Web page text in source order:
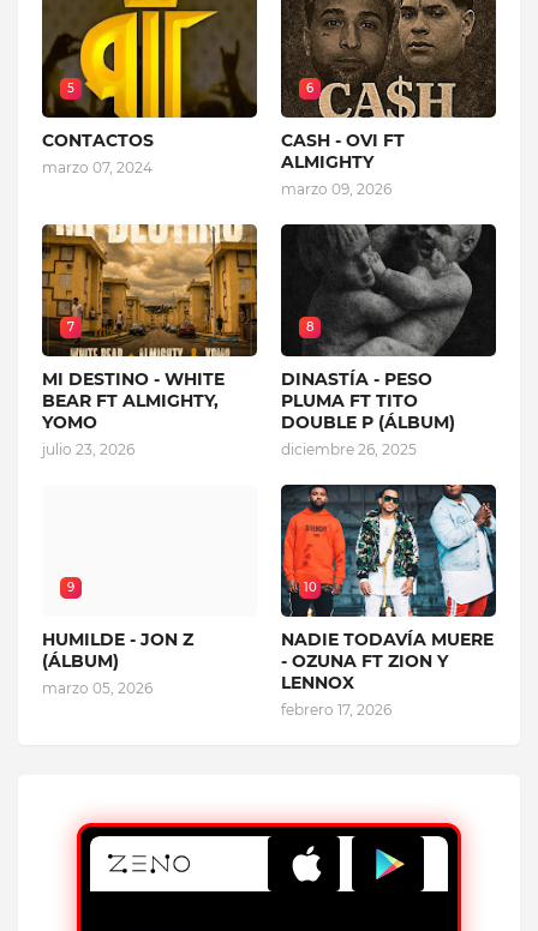
5
CONTACTOS
marzo 07, 2024
6
CASH - OVI FT
ALMIGHTY
marzo 09, 2026
7
MI DESTINO - WHITE
BEAR FT ALMIGHTY,
YOMO
julio 23, 2026
8
DINASTÍA - PESO
PLUMA FT TITO
DOUBLE P (ÁLBUM)
diciembre 26, 2025
9
HUMILDE - JON Z
(ÁLBUM)
marzo 05, 2026
10
NADIE TODAVÍA MUERE
- OZUNA FT ZION Y
LENNOX
febrero 17, 2026